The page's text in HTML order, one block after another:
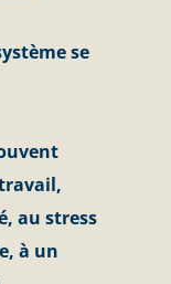
se
au stress
à un